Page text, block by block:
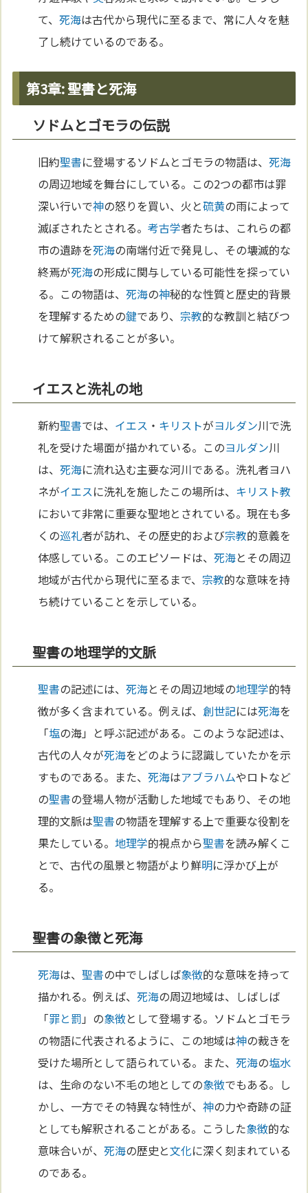
て、死海は古代から現代に至るまで、常に人々を魅
了し続けているのである。
第3章: 聖書と死海
ソドムとゴモラの伝説
旧約聖書に登場するソドムとゴモラの物語は、死海
の周辺地域を舞台にしている。この2つの都市は罪
深い行いで神の怒りを買い、火と硫黄の雨によって
滅ぼされたとされる。考古学者たちは、これらの都
市の遺跡を死海の南端付近で発見し、その壊滅的な
終焉が死海の形成に関与している可能性を探ってい
る。この物語は、死海の神秘的な性質と歴史的背景
を理解するための鍵であり、 宗教的な教訓と結びつ
けて解釈されることが多い。
イエスと洗礼の地
新約聖書では、 イエス ・ キリストがヨルダン川で洗
礼を受けた場面が描かれている。このヨルダン川
は、死海に流れ込む主要な河川である。洗礼者ヨハ
ネがイエスに洗礼を施したこの場所は、 キリスト教
において非常に重要な聖地とされている。現在も多
くの巡礼者が訪れ、その歴史的および宗教的意義を
体感している。このエピソードは、死海とその周辺
地域が古代から現代に至るまで、 宗教的な意味を持
ち続けていることを示している。
聖書の地理学的文脈
聖書の記述には、死海とその周辺地域の地理学的特
徴が多く含まれている。例えば、 創世記には死海を
「塩の海」と呼ぶ記述がある。このような記述は、
古代の人々が死海をどのように認識していたかを示
すものである。また、死海はアブラハムやロトなど
の聖書の登場人物が活動した地域でもあり、その地
理的文脈は聖書の物語を理解する上で重要な役割を
果たしている。地理学的視点から聖書を読み解くこ
とで、古代の風景と物語がより鮮明に浮かび上が
る。
聖書の象徴と死海
死海は、聖書の中でしばしば象徴的な意味を持って
描かれる。例えば、死海の周辺地域は、しばしば
「罪と罰 」の象徴として登場する。ソドムとゴモラ
の物語に代表されるように、この地域は神の裁きを
受けた場所として語られている。また、死海の塩水
は、生命のない不毛の地としての象徴でもある。し
かし、一方でその特異な特性が、神の力や奇跡の証
としても解釈されることがある。こうした象徴的な
意味合いが、死海の歴史と文化に深く刻まれている
のである。